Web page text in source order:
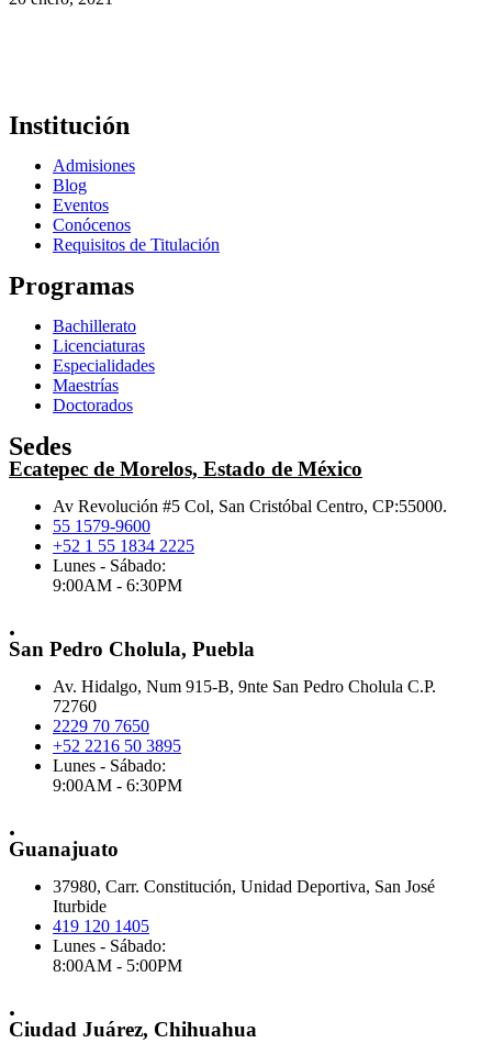
Institución
Admisiones
Blog
Eventos
Conócenos
Requisitos de Titulación
Programas
Bachillerato
Licenciaturas
Especialidades
Maestrías
Doctorados
Sedes
Ecatepec de Morelos, Estado de México
Av Revolución #5 Col, San Cristóbal Centro, CP:55000.
55 1579-9600
+52 1 55 1834 2225
Lunes - Sábado:
9:00AM - 6:30PM
.
San Pedro Cholula, Puebla
Av. Hidalgo, Num 915-B, 9nte San Pedro Cholula C.P.
72760
2229 70 7650
+52 2216 50 3895
Lunes - Sábado:
9:00AM - 6:30PM
.
Guanajuato
37980, Carr. Constitución, Unidad Deportiva, San José
Iturbide
419 120 1405
Lunes - Sábado:
8:00AM - 5:00PM
.
Ciudad Juárez, Chihuahua